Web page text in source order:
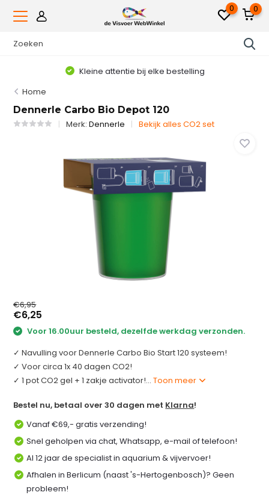
0 0
Kleine attentie bij elke bestelling
Home
Dennerle Carbo Bio Depot 120
Merk:Dennerle Bekijk alles CO2 set
€6,95
€6,25
Voor 16.00uur besteld, dezelfde werkdag verzonden.
✓ Navulling voor Dennerle Carbo Bio Start 120 systeem!
✓ Voor circa 1x 40 dagen CO2!
✓ 1 pot CO2 gel + 1 zakje activator!...Toon meer
Bestel nu, betaal over 30 dagen met Klarna!
Vanaf €69,- gratis verzending!
Snel geholpen via chat, Whatsapp, e-mail of telefoon!
Al 12 jaar de specialist in aquarium & vijvervoer!
Afhalen in Berlicum (naast 's-Hertogenbosch)? Geen
probleem!